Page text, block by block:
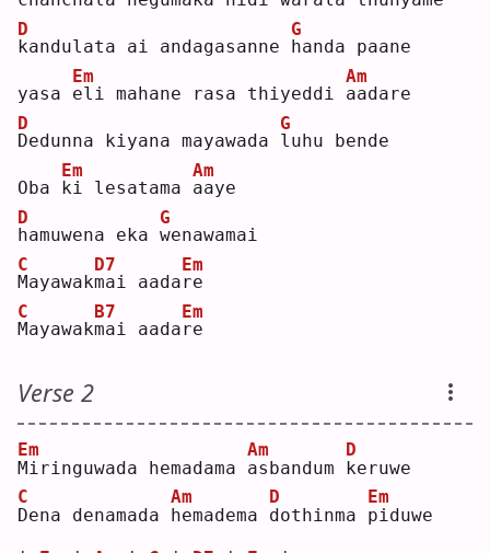
k
D
andulata ai andagasanne h
G
anda paane
yasa e
Em
li mahane rasa thiyeddi a
Am
adare
D
D
edunna kiyana mayawada l
G
uhu bende
Oba k
Em
i lesatama a
Am
aye
h
D
amuwena eka w
G
enawamai
M
C
ayawakm
D7
ai aadar
Em
e
M
C
ayawakm
B7
ai aadar
Em
e
Verse 2
M
Em
iringuwada hemadama a
Am
sbandum k
D
eruwe
D
C
ena denamada h
Am
emadema d
D
othinma p
Em
iduwe